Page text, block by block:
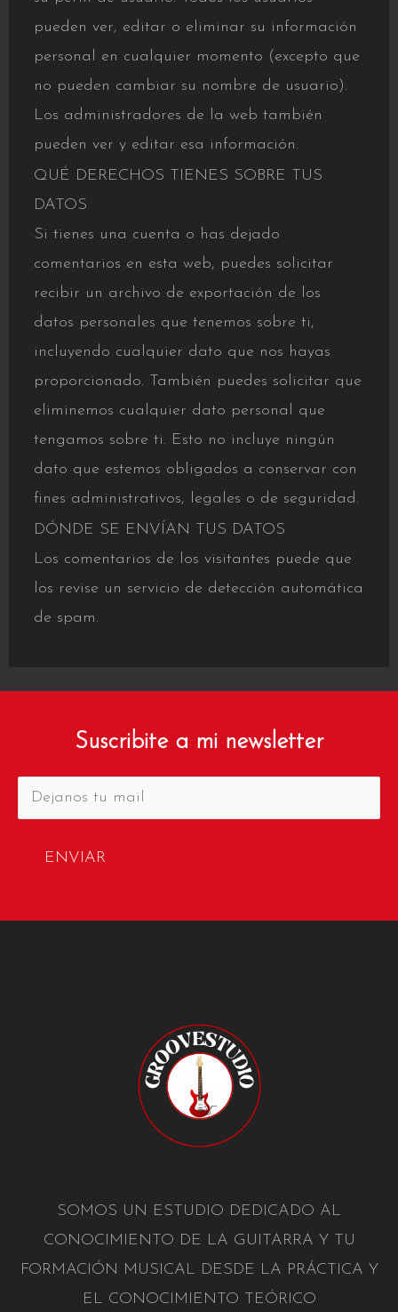
pueden ver, editar o eliminar su información
personal en cualquier momento (excepto que
no pueden cambiar su nombre de usuario).
Los administradores de la web también
pueden ver y editar esa información.
QUÉ DERECHOS TIENES SOBRE TUS
DATOS
Si tienes una cuenta o has dejado
comentarios en esta web, puedes solicitar
recibir un archivo de exportación de los
datos personales que tenemos sobre ti,
incluyendo cualquier dato que nos hayas
proporcionado. También puedes solicitar que
eliminemos cualquier dato personal que
tengamos sobre ti. Esto no incluye ningún
dato que estemos obligados a conservar con
fines administrativos, legales o de seguridad.
DÓNDE SE ENVÍAN TUS DATOS
Los comentarios de los visitantes puede que
los revise un servicio de detección automática
de spam.
Suscribite a mi newsletter
ENVIAR
SOMOS UN ESTUDIO DEDICADO AL
CONOCIMIENTO DE LA GUITARRA Y TU
FORMACIÓN MUSICAL DESDE LA PRÁCTICA Y
EL CONOCIMIENTO TEÓRICO